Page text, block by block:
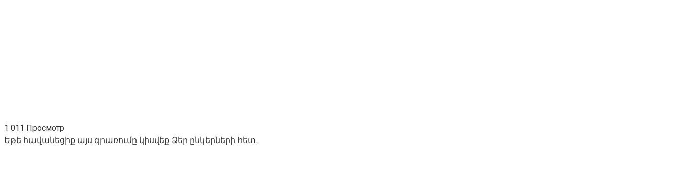
1 011 Просмотр
Եթե հավանեցիք այս գրառումը կիսվեք Ձեր ընկերների հետ.